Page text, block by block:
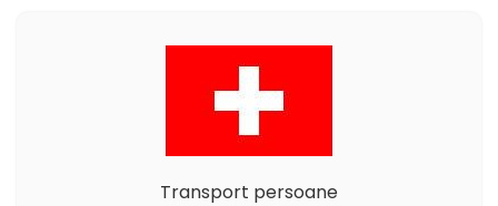
Transport persoane